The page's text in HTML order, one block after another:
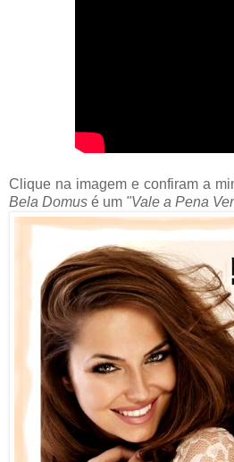
Clique na imagem e confiram a
Bela Domus é um "Vale a Pena